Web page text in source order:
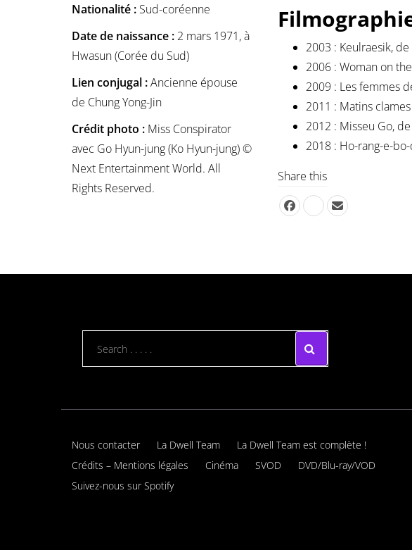
Nationalité : Sud-coréenne
Date de naissance : 2 mars 1971, à
Hwasun (Corée du Sud)
Lien conjugal :Ancienne épouse
de Chung Yong-Jin
Crédit photo : Miss Conspirator
avec Go Hyun-jung (Ko Hyun-jung) ©
Next Entertainment World. All
Rights Reserved.
2003 : Keulraesik, de
2006 : Woman on
2009 : Les femmes
2011 : Matins
2012 : Misseu Go,
2018 : Ho-rang-e-
Share this
Nous contacter La Dwell Team
La Dwell Team est complète !
Crédits – Mentions légales
Cinéma SVOD
DVD/Blu-ray/VOD
Suivez-nous sur Spotify